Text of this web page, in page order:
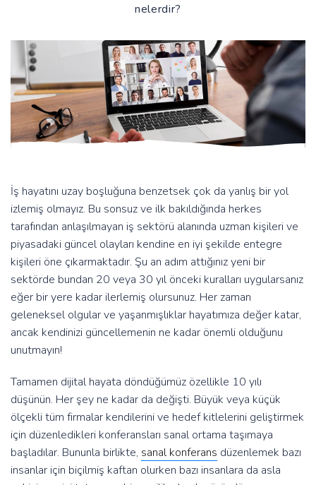
nelerdir?
İş hayatını uzay boşluğuna benzetsek çok da yanlış bir yol
izlemiş olmayız. Bu sonsuz ve ilk bakıldığında herkes
tarafından anlaşılmayan iş sektörü alanında uzman kişileri ve
piyasadaki güncel olayları kendine en iyi şekilde entegre
kişileri öne çıkarmaktadır. Şu an adım attığınız yeni bir
sektörde bundan 20 veya 30 yıl önceki kuralları uygularsanız
eğer bir yere kadar ilerlemiş olursunuz. Her zaman
geleneksel olgular ve yaşanmışlıklar hayatımıza değer katar,
ancak kendinizi güncellemenin ne kadar önemli olduğunu
unutmayın!
Tamamen dijital hayata döndüğümüz özellikle 10 yılı
düşünün. Her şey ne kadar da değişti. Büyük veya küçük
ölçekli tüm firmalar kendilerini ve hedef kitlelerini geliştirmek
için düzenledikleri konferansları sanal ortama taşımaya
başladılar. Bununla birlikte, sanal konferans düzenlemek bazı
insanlar için biçilmiş kaftan olurken bazı insanlara da asla